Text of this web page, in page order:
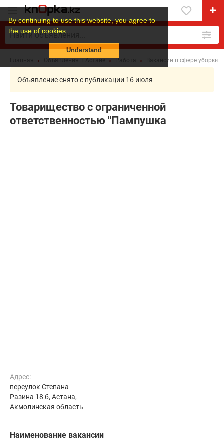
By continuing to use this website, you agree to
the use of cookies.
Understand
Объявления в Астане Работа Вакансии в сфере уборки
Объявление снято с публикации 16 июля
Товарищество с ограниченной
ответственностью "Пампушка
Адрес:
переулок Степана
Разина 18 б, Астана,
Акмолинская область
Наименование вакансии